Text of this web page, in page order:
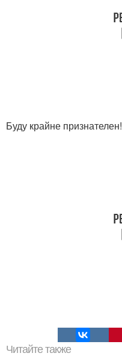
Буду крайне признателен!
Читайте также